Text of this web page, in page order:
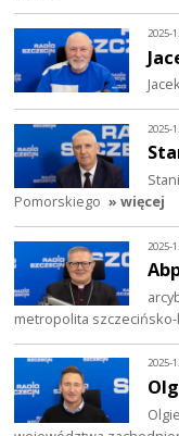
2025-
2025-
Pomorskiego » więcej
2025-
metropolita
2025-